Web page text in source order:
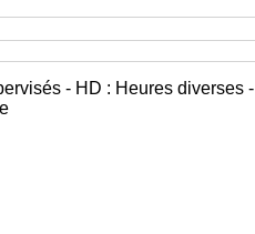
- HD : Heures diverses -